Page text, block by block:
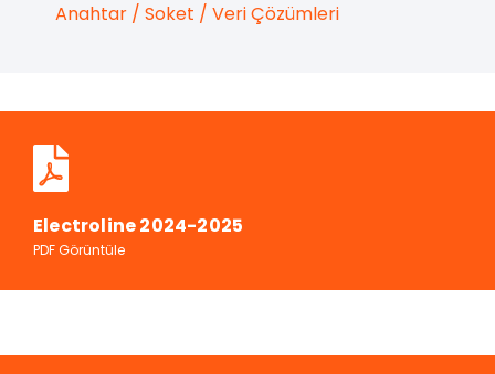
Anahtar / Soket / Veri Çözümleri
Electroline 2024-2025
PDF Görüntüle